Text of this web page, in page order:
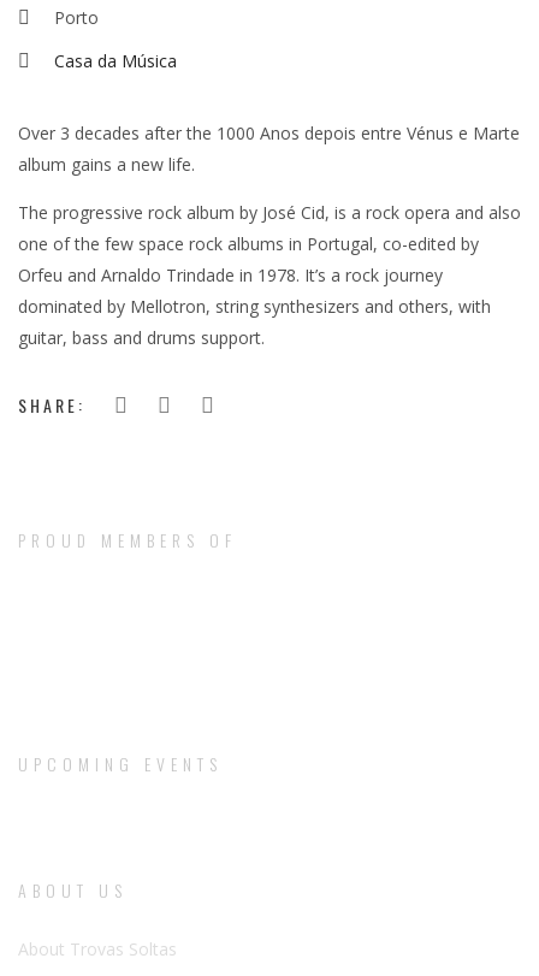
Porto
Casa da Música
Over 3 decades after the 1000 Anos depois entre Vénus e Marte
album gains a new life.
The progressive rock album by José Cid, is a rock opera and also
one of the few space rock albums in Portugal, co-edited by
Orfeu and Arnaldo Trindade in 1978. It’s a rock journey
dominated by Mellotron, string synthesizers and others, with
guitar, bass and drums support.
SHARE:
PROUD MEMBERS OF
UPCOMING EVENTS
ABOUT US
About Trovas Soltas